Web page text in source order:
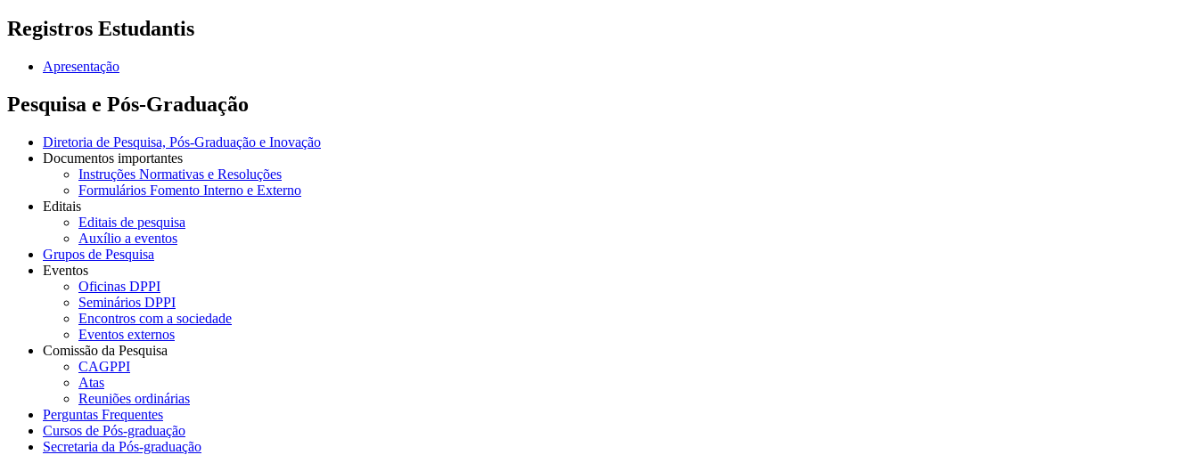
Registros Estudantis
Apresentação
Pesquisa e Pós-Graduação
Diretoria de Pesquisa, Pós-Graduação e Inovação
Documentos importantes
Instruções Normativas e Resoluções
Formulários Fomento Interno e Externo
Editais
Editais de pesquisa
Auxílio a eventos
Grupos de Pesquisa
Eventos
Oficinas DPPI
Seminários DPPI
Encontros com a sociedade
Eventos externos
Comissão da Pesquisa
CAGPPI
Atas
Reuniões ordinárias
Perguntas Frequentes
Cursos de Pós-graduação
Secretaria da Pós-graduação